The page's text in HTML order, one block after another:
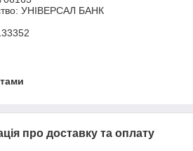
УНІВЕРСАЛ БАНК
про доставку та оплату